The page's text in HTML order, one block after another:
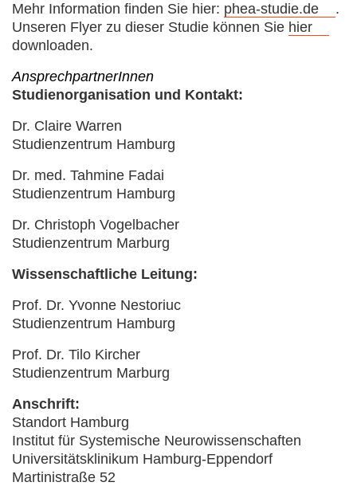
Mehr Information finden Sie hier: phea-studie.de
.
Unseren Flyer zu dieser Studie können Sie hier
downloaden.
AnsprechpartnerInnen
Studienorganisation und Kontakt:
Dr. Claire Warren
Studienzentrum Hamburg
Dr. med. Tahmine Fadai
Studienzentrum Hamburg
Dr. Christoph Vogelbacher
Studienzentrum Marburg
Wissenschaftliche Leitung:
Prof. Dr. Yvonne Nestoriuc
Studienzentrum Hamburg
Prof. Dr. Tilo Kircher
Studienzentrum Marburg
Anschrift:
Standort Hamburg
Institut für Systemische Neurowissenschaften
Universitätsklinikum Hamburg-Eppendorf
Martinistraße 52